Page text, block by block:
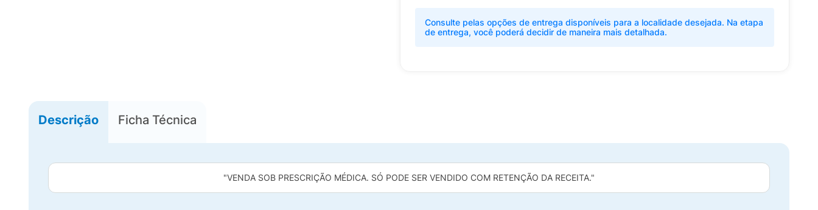
Consulte pelas opções de entrega disponíveis para a localidade desejada. Na etapa
de entrega, você poderá decidir de maneira mais detalhada.
Descrição Ficha Técnica
"VENDA SOB PRESCRIÇÃO MÉDICA. SÓ PODE SER VENDIDO COM RETENÇÃO DA RECEITA."